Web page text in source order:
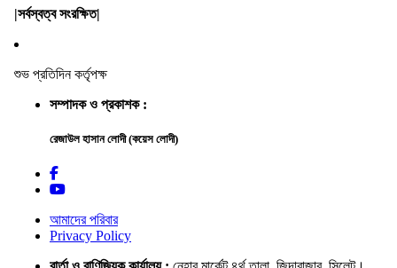
|সর্বস্বত্ব সংরক্ষিত|
শুভ প্রতিদিন কর্তৃপক্ষ
সম্পাদক ও প্রকাশক :
রেজাউল হাসান লোদী (কয়েস লোদী)
আমাদের পরিবার
Privacy Policy